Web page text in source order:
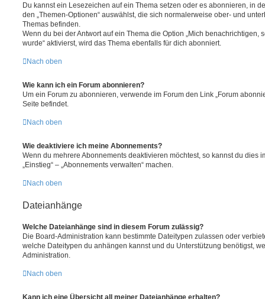
Du kannst ein Lesezeichen auf ein Thema setzen oder es abonnieren, in
den „Themen-Optionen“ auswählst, die sich normalerweise ober- und
Themas befinden.
Wenn du bei der Antwort auf ein Thema die Option „Mich benachrichtigen,
wurde“ aktivierst, wird das Thema ebenfalls für dich abonniert.
Nach oben
Wie kann ich ein Forum abonnieren?
Um ein Forum zu abonnieren, verwende im Forum den Link „Forum
Seite befindet.
Nach oben
Wie deaktiviere ich meine Abonnements?
Wenn du mehrere Abonnements deaktivieren möchtest, so kannst du dies
„Einstieg“ – „Abonnements verwalten“ machen.
Nach oben
Dateianhänge
Welche Dateianhänge sind in diesem Forum zulässig?
Die Board-Administration kann bestimmte Dateitypen zulassen oder
welche Dateitypen du anhängen kannst und du Unterstützung benötigst,
Administration.
Nach oben
Kann ich eine Übersicht all meiner Dateianhänge erhalten?